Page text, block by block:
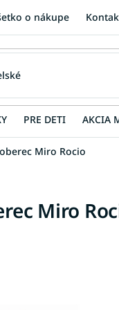
o nákupe
PRE DETI AKCIA
Miro Rocio
Miro